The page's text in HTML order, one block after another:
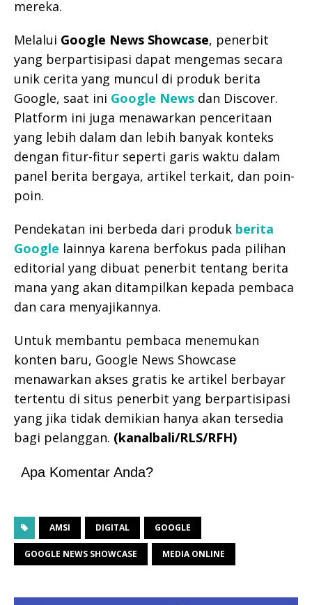
mereka.
Melalui Google News Showcase, penerbit
yang berpartisipasi dapat mengemas secara
unik cerita yang muncul di produk berita
Google, saat ini Google News dan Discover.
Platform ini juga menawarkan penceritaan
yang lebih dalam dan lebih banyak konteks
dengan fitur-fitur seperti garis waktu dalam
panel berita bergaya, artikel terkait, dan poin-
poin.
Pendekatan ini berbeda dari produk berita
Google lainnya karena berfokus pada pilihan
editorial yang dibuat penerbit tentang berita
mana yang akan ditampilkan kepada pembaca
dan cara menyajikannya.
Untuk membantu pembaca menemukan
konten baru, Google News Showcase
menawarkan akses gratis ke artikel berbayar
tertentu di situs penerbit yang berpartisipasi
yang jika tidak demikian hanya akan tersedia
bagi pelanggan. (kanalbali/RLS/RFH)
Apa Komentar Anda?
AMSI DIGITAL GOOGLE
GOOGLE NEWS SHOWCASE MEDIA ONLINE